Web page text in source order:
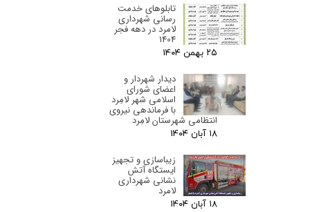
تابلوهای خدمت
رسانی شهرداری
لامرد در دهه فجر
1404
۲۵ بهمن ۰۴
دیدار شهردار و
اعضای شورای
اسلامی شهر لامِرد
با فرماندهی نیروی
انتظامی شهرستان لامِرد
۱۸ آبان ۰۴
زیباسازی و تجهیز
ایستگاه آتش
نشانی شهرداری
لامرد
۱۸ آبان ۰۴